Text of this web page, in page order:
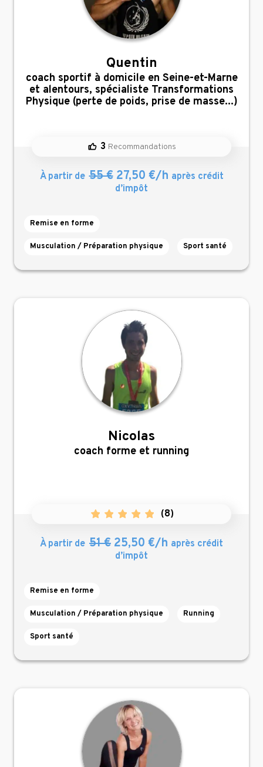
Quentin
,
coach sportif à domicile en Seine-et-Marne
et alentours, spécialiste Transformations
Physique (perte de poids, prise de masse...)
3 Recommandations
À partir de 55 €27,50 €/h après crédit
d’impôt
Remise en forme
Musculation / Préparation physique Sport santé
Nicolas
,
coach forme et running
(8)
À partir de 51 € 25,50 €/h après crédit
d’impôt
Remise en forme
Musculation / Préparation physique Running
Sport santé